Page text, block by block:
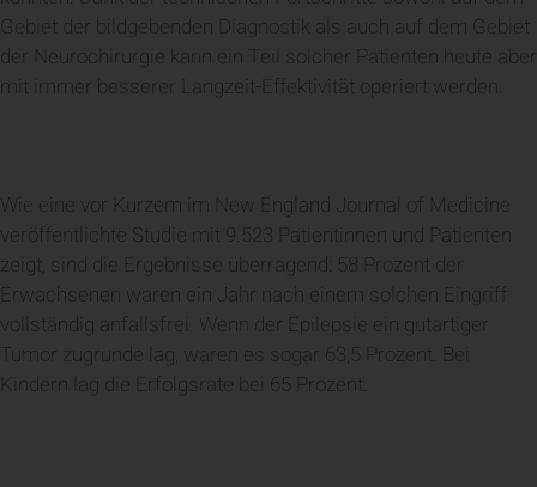
Gebiet der bildgebenden Diagnostik als auch auf dem Gebiet
der Neurochirurgie kann ein Teil solcher Patienten heute aber
mit immer besserer Langzeit-Effektivität operiert werden.
Wie eine vor Kurzem im New England Journal of Medicine
veröffentlichte Studie mit 9.523 Patientinnen und Patienten
zeigt, sind die Ergebnisse überragend: 58 Prozent der
Erwachsenen waren ein Jahr nach einem solchen Eingriff
vollständig anfallsfrei. Wenn der Epilepsie ein gutartiger
Tumor zugrunde lag, waren es sogar 63,5 Prozent. Bei
Kindern lag die Erfolgsrate bei 65 Prozent.